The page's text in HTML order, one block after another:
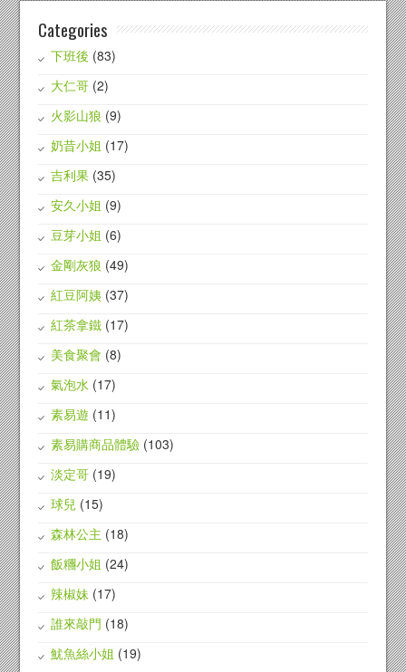
Categories
下班後 (83)
大仁哥 (2)
火影山狼 (9)
奶昔小姐 (17)
吉利果 (35)
安久小姐 (9)
豆芽小姐 (6)
金剛灰狼 (49)
紅豆阿姨 (37)
紅茶拿鐵 (17)
美食聚會 (8)
氣泡水 (17)
素易遊 (11)
素易購商品體驗 (103)
淡定哥 (19)
球兒 (15)
森林公主 (18)
飯糰小姐 (24)
辣椒妹 (17)
誰來敲門 (18)
魷魚絲小姐 (19)